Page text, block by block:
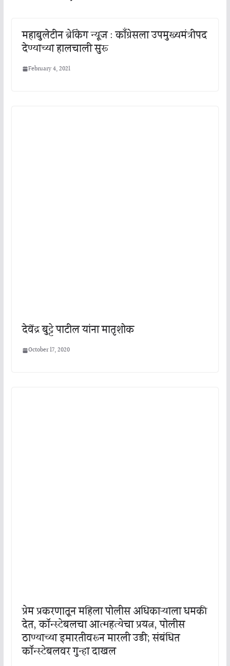
महाबुलेटीन ब्रेकिंग न्यूज : काँग्रेसला उपमुख्यमंत्रीपद
देण्याच्या हालचाली सुरू
February 4, 2021
देवेंद्र बुट्टे पाटील यांना मातृशोक
October 17, 2020
प्रेम प्रकरणातून महिला पोलीस अधिकाऱ्याला धमकी
देत, कॉन्स्टेबलचा आत्महत्येचा प्रयत्न, पोलीस
ठाण्याच्या इमारतीवरून मारली उडी; संबंधित
कॉन्स्टेबलवर गुन्हा दाखल